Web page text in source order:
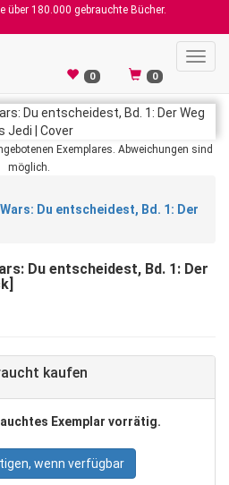
über 180.000 gebrauchte Bücher.
0 0
Exemplares. Abweichungen sind
möglich.
Du entscheidest, Bd. 1: Der
Du entscheidest, Bd. 1: Der
kaufen
Exemplar vorrätig.
wenn verfügbar